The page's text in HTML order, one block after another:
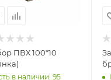
ПВХ 100*10
в наличии: 95